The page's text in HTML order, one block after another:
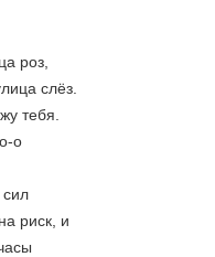
роз,
слёз.
тебя.
о
риск, и